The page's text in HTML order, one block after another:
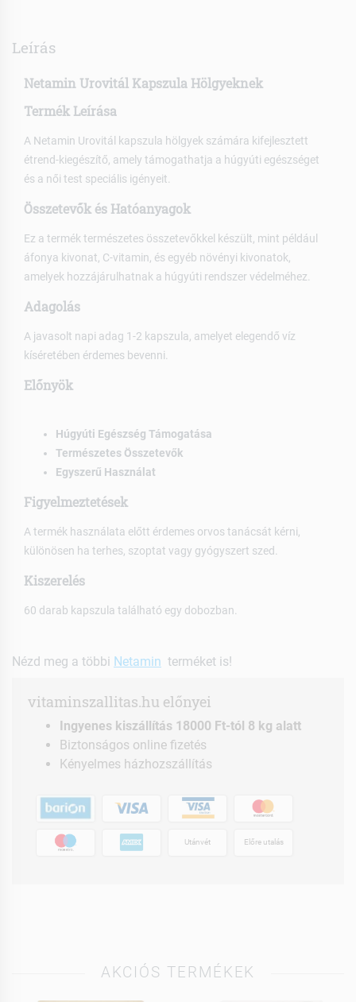
Leírás
Netamin Urovitál Kapszula Hölgyeknek
Termék Leírása
A Netamin Urovitál kapszula hölgyek számára kifejlesztett
étrend-kiegészítő, amely támogathatja a húgyúti egészséget
és a női test speciális igényeit.
Összetevők és Hatóanyagok
Ez a termék természetes összetevőkkel készült, mint például
áfonya kivonat, C-vitamin, és egyéb növényi kivonatok,
amelyek hozzájárulhatnak a húgyúti rendszer védelméhez.
Adagolás
A javasolt napi adag 1-2 kapszula, amelyet elegendő víz
kíséretében érdemes bevenni.
Előnyök
Húgyúti Egészség Támogatása
Természetes Összetevők
Egyszerű Használat
Figyelmeztetések
A termék használata előtt érdemes orvos tanácsát kérni,
különösen ha terhes, szoptat vagy gyógyszert szed.
Kiszerelés
60 darab kapszula található egy dobozban.
Nézd meg a többi Netamin terméket is!
vitaminszallitas.hu előnyei
Ingyenes kiszállítás 18000 Ft-tól 8 kg alatt
Biztonságos online fizetés
Kényelmes házhozszállítás
Utánvét Előre utalás
AKCIÓS TERMÉKEK